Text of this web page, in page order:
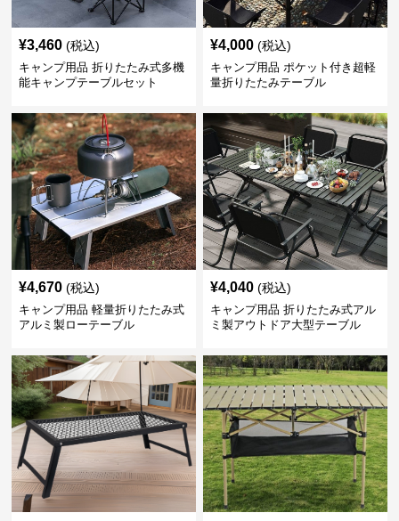
¥3,460 (税込)
キャンプ用品 折りたたみ式多機
能キャンプテーブルセット
¥4,000 (税込)
キャンプ用品 ポケット付き超軽
量折りたたみテーブル
¥4,670 (税込)
キャンプ用品 軽量折りたたみ式
アルミ製ローテーブル
¥4,040 (税込)
キャンプ用品 折りたたみ式アル
ミ製アウトドア大型テーブル